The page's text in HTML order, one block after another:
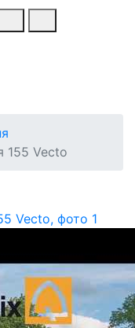
155 Vecto